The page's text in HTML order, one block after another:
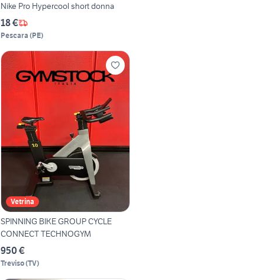
Nike Pro Hypercool short donna
18 €
Pescara (PE)
Vetrina
SPINNING BIKE GROUP CYCLE
CONNECT TECHNOGYM
950 €
Treviso(TV)